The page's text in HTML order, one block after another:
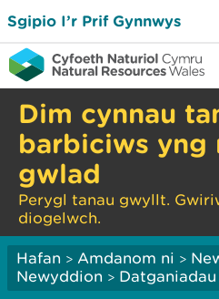
Sgipio I’r Prif Gynnwys
Dim cynnau
barbiciws yng
gwlad
Perygl tanau gwyllt.
diogelwch.
Hafan > Amdanom ni >
Newyddion >